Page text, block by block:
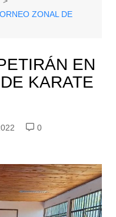
ZONAL DE
EN
KARATE
0